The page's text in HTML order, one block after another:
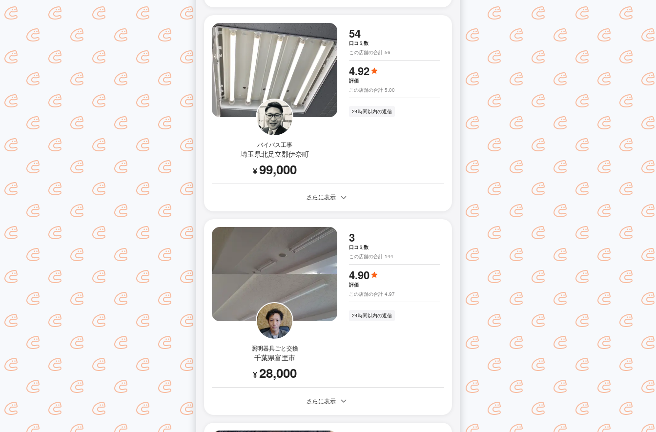
バイパス工事
埼玉県北足立郡伊奈町
¥99,000
54
口コミ数
この店舗の合計 56
4.92
評価
この店舗の合計 5.00
24時間以内の返信
さらに表示
照明器具ごと交換
千葉県富里市
¥28,000
3
口コミ数
この店舗の合計 144
4.90
評価
この店舗の合計 4.97
24時間以内の返信
さらに表示